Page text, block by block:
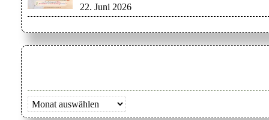
22. Juni 2026
Archiv